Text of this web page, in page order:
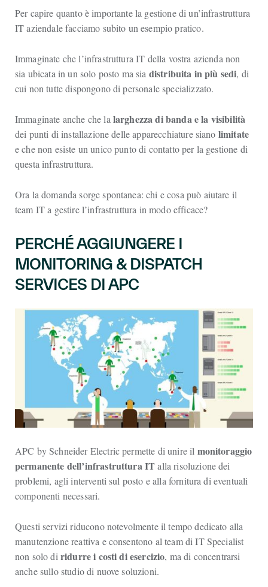
Per capire quanto è importante la gestione di un’infrastruttura
IT aziendale facciamo subito un esempio pratico.
Immaginate che l’infrastruttura IT della vostra azienda non
sia ubicata in un solo posto ma sia distribuita in più sedi, di
cui non tutte dispongono di personale specializzato.
Immaginate anche che la larghezza di banda e la visibilità
dei punti di installazione delle apparecchiature siano limitate
e che non esiste un unico punto di contatto per la gestione di
questa infrastruttura.
Ora la domanda sorge spontanea: chi e cosa può aiutare il
team IT a gestire l’infrastruttura in modo efficace?
PERCHÉ AGGIUNGERE I
MONITORING & DISPATCH
SERVICES DI APC
APC by Schneider Electric permette di unire il monitoraggio
permanente dell’infrastruttura ITalla risoluzione dei
problemi, agli interventi sul posto e alla fornitura di eventuali
componenti necessari.
Questi servizi riducono notevolmente il tempo dedicato alla
manutenzione reattiva e consentono al team di IT Specialist
non solo di ridurre i costi di esercizio, ma di concentrarsi
anche sullo studio di nuove soluzioni.